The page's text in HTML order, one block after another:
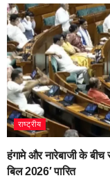
राष्ट्रीय
हंगामे और नारेबाजी के
बिल 2026′ पारित